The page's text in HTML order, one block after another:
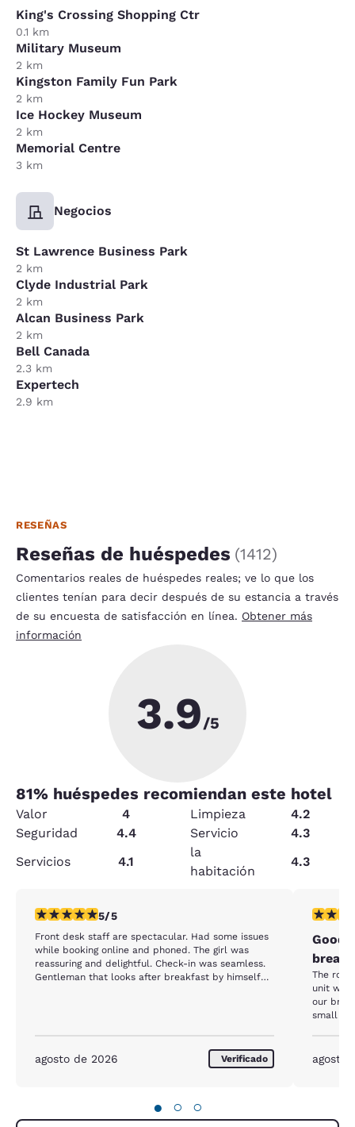
King's Crossing Shopping Ctr
0.1 km
Military Museum
2 km
Kingston Family Fun Park
2 km
Ice Hockey Museum
2 km
Memorial Centre
3 km
Negocios
St Lawrence Business Park
2 km
Clyde Industrial Park
2 km
Alcan Business Park
2 km
Bell Canada
2.3 km
Expertech
2.9 km
RESEÑAS
Reseñas de huéspedes (1412)
Comentarios reales de huéspedes reales; ve lo que los
clientes tenían para decir después de su estancia a través
de su encuesta de satisfacción en línea. Obtener más
información
3.9/5
81% huéspedes recomiendan este hotel
Valor 4 Limpieza
4.2
Seguridad
4.4 Servicio
4.3
Servicios
4.1
la
habitación
4.3
calificación de 5 estrellas. Excepcional. 1 reseña
5/5
Front desk staff are spectacular. Had some issues
while booking online and phoned. The girl was
reassuring and delightful. Check-in was seamless.
Gentleman that looks after breakfast by himself
agosto de 2026 Verificado
Good
The
unit was very noisy.
our
small
there
to
agosto
● ○ ○